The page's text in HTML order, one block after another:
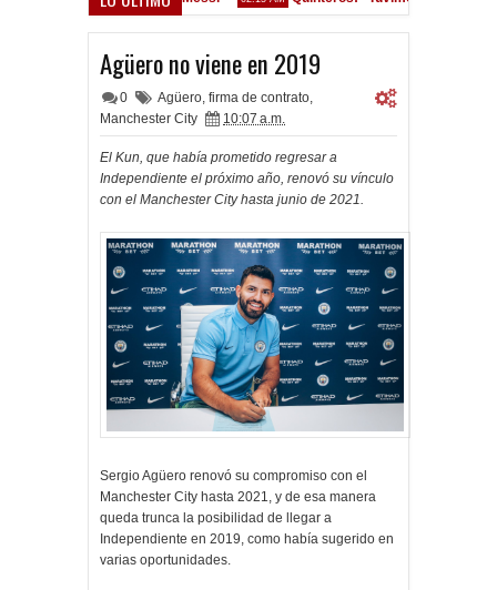
Agüero no viene en 2019
0 Agüero, firma de contrato,
Manchester City
10:07 a.m.
El Kun, que había prometido regresar a
Independiente el próximo año, renovó su vínculo
con el Manchester City hasta junio de 2021.
Sergio Agüero renovó su compromiso con el
Manchester City hasta 2021, y de esa manera
queda trunca la posibilidad de llegar a
Independiente en 2019, como había sugerido en
varias oportunidades.